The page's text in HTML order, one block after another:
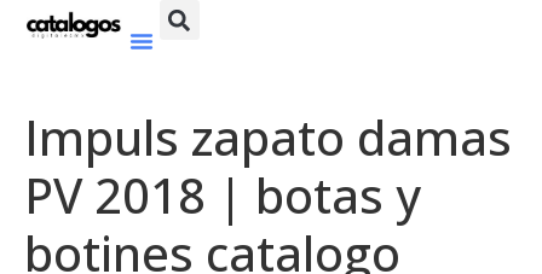
Impuls zapato damas
PV 2018 | botas y
botines catalogo